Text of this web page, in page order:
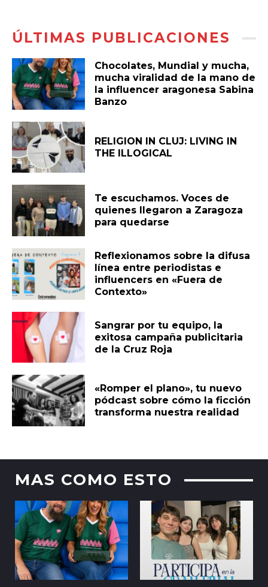
ÚLTIMAS PUBLICACIONES
Chocolates, Mundial y mucha,
mucha viralidad de la mano de
la influencer aragonesa Sabina
Banzo
RELIGION IN CLUJ: LIVING IN
THE ILLOGICAL
Te escuchamos. Voces de
quienes llegaron a Zaragoza
para quedarse
Reflexionamos sobre la difusa
línea entre periodistas e
influencers en «Fuera de
Contexto»
Sangrar por tu equipo, la
exitosa campaña publicitaria
de la Cruz Roja
«Romper el plano», tu nuevo
pódcast sobre cómo la ficción
transforma nuestra realidad
MAS COMO ESTO